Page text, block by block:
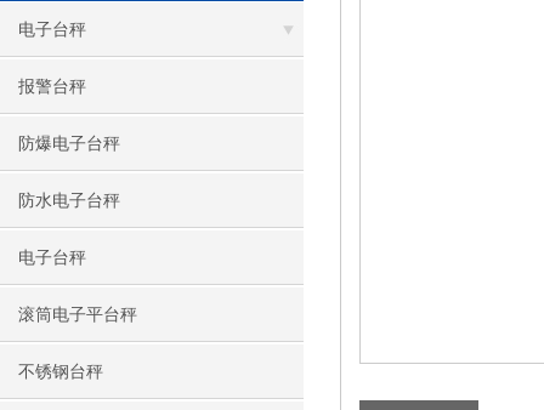
电子台秤
报警台秤
防爆电子台秤
防水电子台秤
电子台秤
滚筒电子平台秤
不锈钢台秤